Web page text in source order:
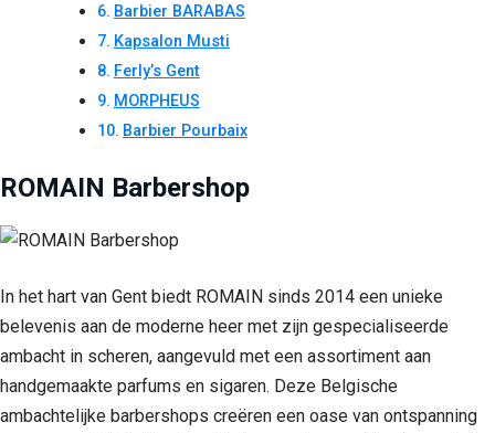
Barbier BARABAS
Kapsalon Musti
Ferly’s Gent
MORPHEUS
Barbier Pourbaix
ROMAIN Barbershop
In het hart van Gent biedt ROMAIN sinds 2014 een unieke
belevenis aan de moderne heer met zijn gespecialiseerde
ambacht in scheren, aangevuld met een assortiment aan
handgemaakte parfums en sigaren. Deze Belgische
ambachtelijke barbershops creëren een oase van ontspanning